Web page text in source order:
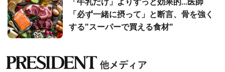
「必ず一緒に摂って」と断言、骨を強く
する"スーパーで買える食材"